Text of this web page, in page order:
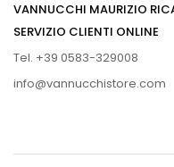
VANNUCCHI MAURIZIO
SERVIZIO CLIENTI ONLINE
Tel. +39 0583-329008
info@vannucchistore.com